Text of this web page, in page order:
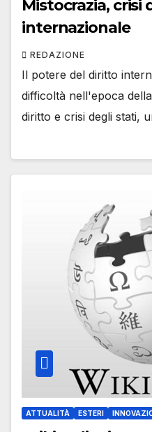
Mistocrazia,
internazionale
REDAZIONE
Il potere del diritto
difficoltà nell'epoca
diritto e crisi degli stati,
ATTUALITÀ ESTERI